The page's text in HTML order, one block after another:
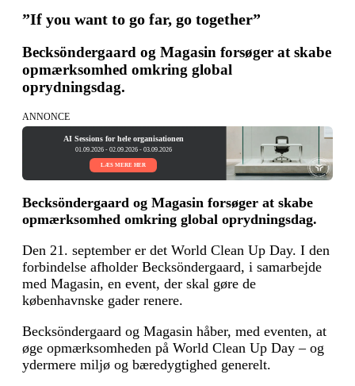
”If you want to go far, go together”
Becksöndergaard og Magasin forsøger at skabe
opmærksomhed omkring global
oprydningsdag.
ANNONCE
AI Sessions for hele organisationen
01.09.2026 - 02.09.2026 - 03.09.2026
LÆS MERE HER
Becksöndergaard og Magasin forsøger at skabe
opmærksomhed omkring global oprydningsdag.
Den 21. september er det World Clean Up Day. I den
forbindelse afholder Becksöndergaard, i samarbejde
med Magasin, en event, der skal gøre de
københavnske gader renere.
Becksöndergaard og Magasin håber, med eventen, at
øge opmærksomheden på World Clean Up Day – og
ydermere miljø og bæredygtighed generelt.